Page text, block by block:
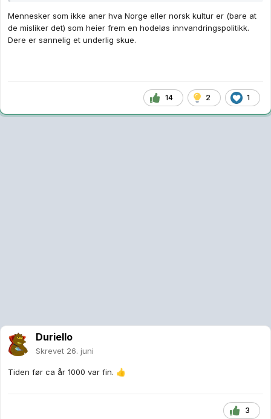
Mennesker som ikke aner hva Norge eller norsk kultur er (bare at
de misliker det) som heier frem en hodeløs innvandringspolitikk.
Dere er sannelig et underlig skue.
14 2 1
Duriello
Skrevet 26. juni
Tiden før ca år 1000 var fin. 👍
3